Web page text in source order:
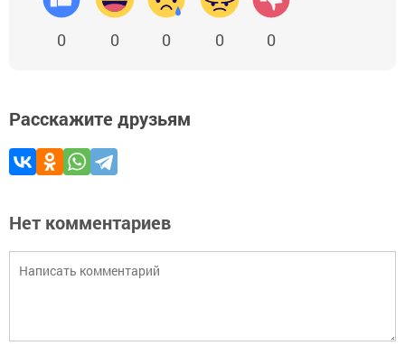
0 0 0 0 0
Расскажите друзьям
Нет комментариев